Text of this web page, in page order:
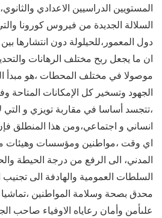
المستويين الدراسيين الاعدادي
السلالة الجديدة من فيروس كورونا
دول المعمور،للحيلولة دون انتشارها بين
ان ما يجعل ربح مختلف الرهانات
موصولا في مختلف المحطات ،هو مبدأ
الجهود وتسخير كل الإمكانات المتاحة
،تتجسد أساسا في مقاربة تويزي و التي
انساني و اجتماعي،ومن هذا المنطلق
اي وقت ،مواطنين ومؤسسات وهيئات
المدني، الى الرفع من درجة الحيطة
السلطات العمومية والهادفة الى تجنيب
محدق بصحة وسلامة المواطنين ،تماشيا
علىأمن وأمان رعاياه الاوفياء صاحب